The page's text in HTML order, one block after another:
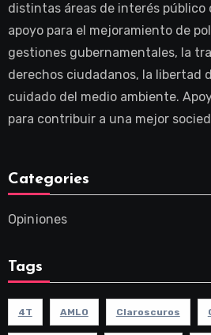
distintas áreas de interés público
apoyo para el mejoramiento de
gestiones gubernamentales, la
derechos ciudadanos, la libertad
cuidado del medio ambiente.
para contribuir a una mejor
Categories
Opiniones
Tags
4T AMLO Claroscuros